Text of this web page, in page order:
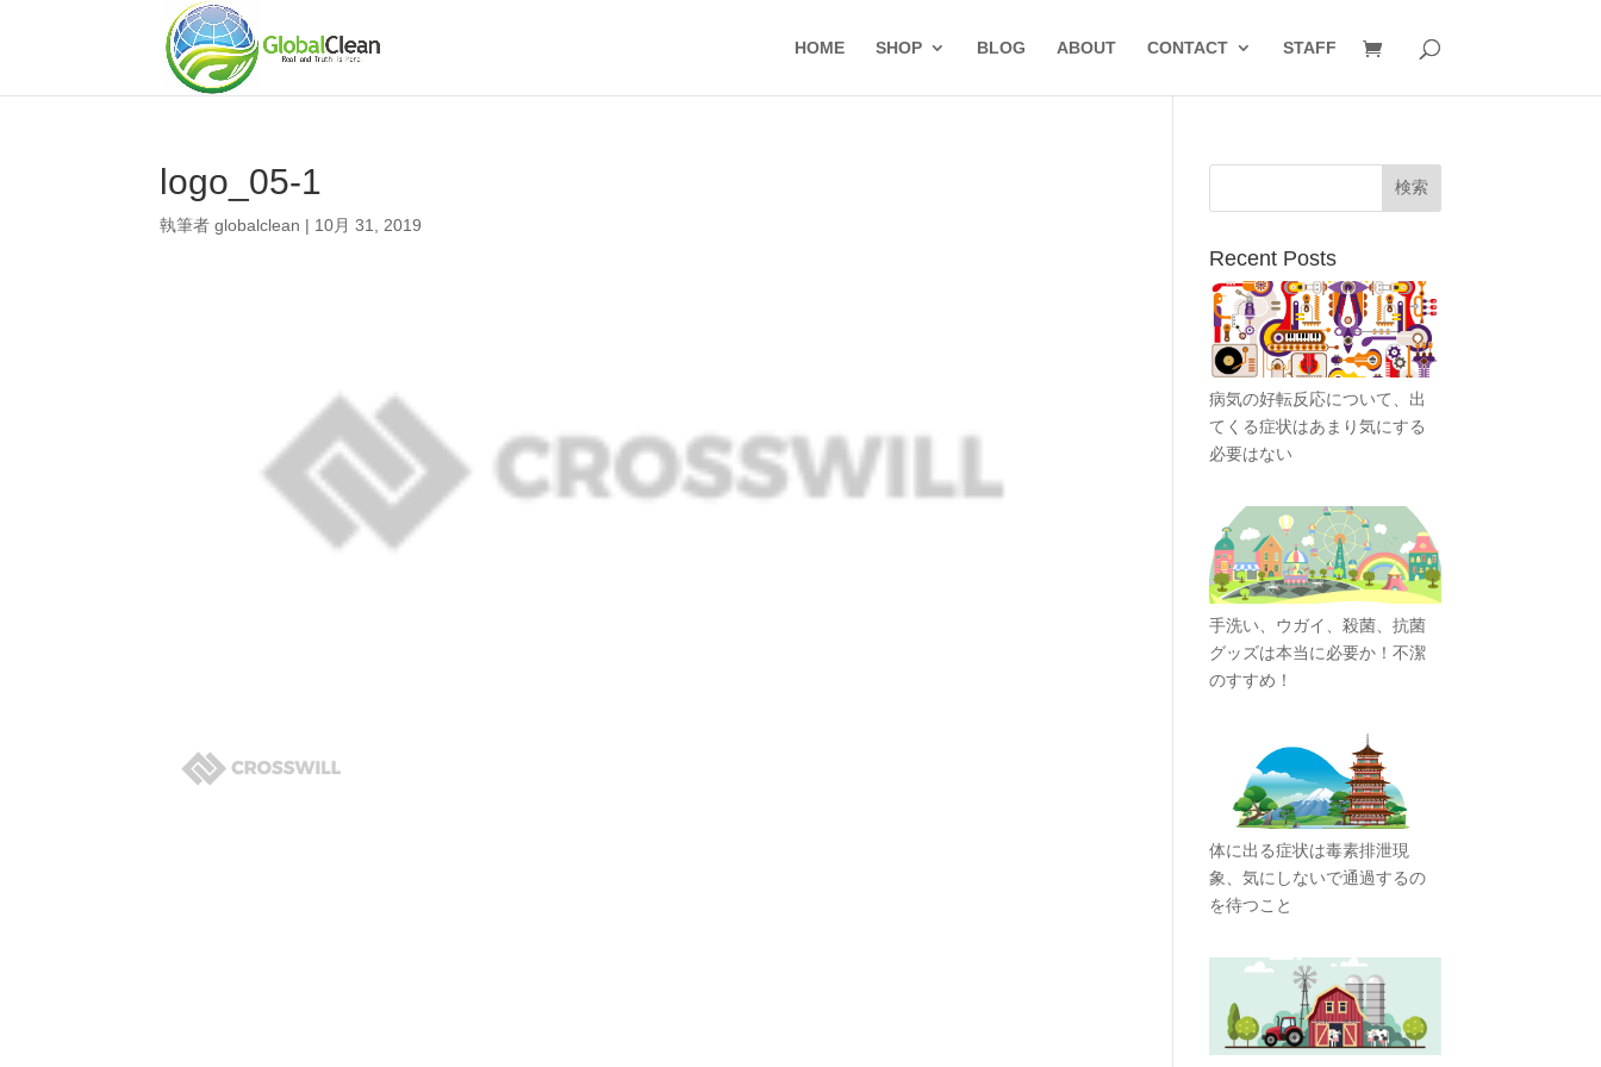
HOME SHOP BLOG ABOUT CONTACT STAFF
logo_05-1
執筆者globalclean | 10月 31, 2019
Recent Posts
病気の好転反応について、出
てくる症状はあまり気にする
必要はない
手洗い、ウガイ、殺菌、抗菌
グッズは本当に必要か！不潔
のすすめ！
体に出る症状は毒素排泄現
象、気にしないで通過するの
を待つこと